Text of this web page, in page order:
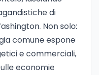
di
Non solo:
comune espone
e commerciali,
economie